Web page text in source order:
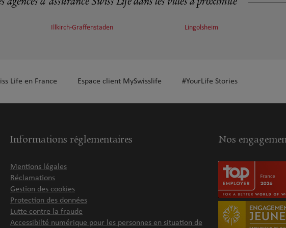
Illkirch-Graffenstaden Lingolsheim
Life en France Espace client MySwisslife #YourLife Stories
Informations réglementaires
Mentions légales
Réclamations
Gestion des cookies
Protection des données
Lutte contre la fraude
Accessibilté numérique pour les personnes en situation de
Nos